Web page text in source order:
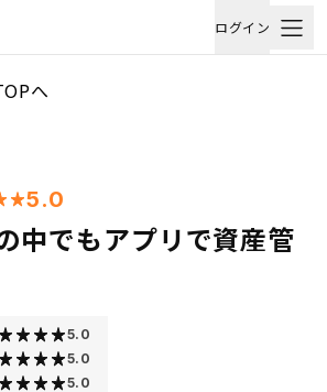
ログイン
へ
5.0
中でもアプリで資産管
5.0
5.0
5.0